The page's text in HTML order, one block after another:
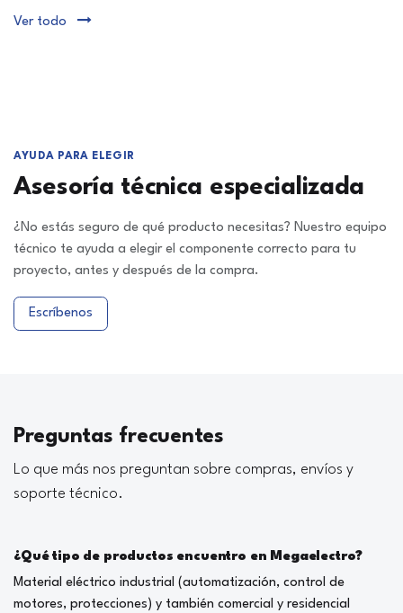
Ver todo
AYUDA PARA ELEGIR
Asesoría técnica especializada
¿No estás seguro de qué producto necesitas? Nuestro equipo
técnico te ayuda a elegir el componente correcto para tu
proyecto, antes y después de la compra.
Escríbenos
Preguntas frecuentes
Lo que más nos preguntan sobre compras, envíos y
soporte técnico.
¿Qué tipo de productos encuentro en Megaelectro?
Material eléctrico industrial (automatización, control de
motores, protecciones) y también comercial y residencial